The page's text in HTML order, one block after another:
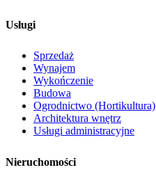
Usługi
Sprzedaż
Wynajem
Wykończenie
Budowa
Ogrodnictwo (Hortikultura)
Architektura wnętrz
Usługi administracyjne
Nieruchomości